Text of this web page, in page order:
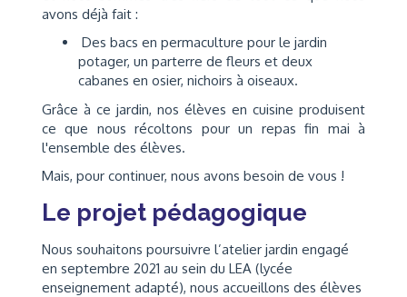
avons déjà fait :
Des bacs en permaculture pour le jardin
potager, un parterre de fleurs et deux
cabanes en osier, nichoirs à oiseaux.
Grâce à ce jardin, nos élèves en cuisine produisent
ce que nous récoltons pour un repas fin mai à
l'ensemble des élèves.
Mais, pour continuer, nous avons besoin de vous !
Le projet pédagogique
Nous souhaitons poursuivre l’atelier jardin engagé
en septembre 2021 au sein du LEA (lycée
enseignement adapté), nous accueillons des élèves